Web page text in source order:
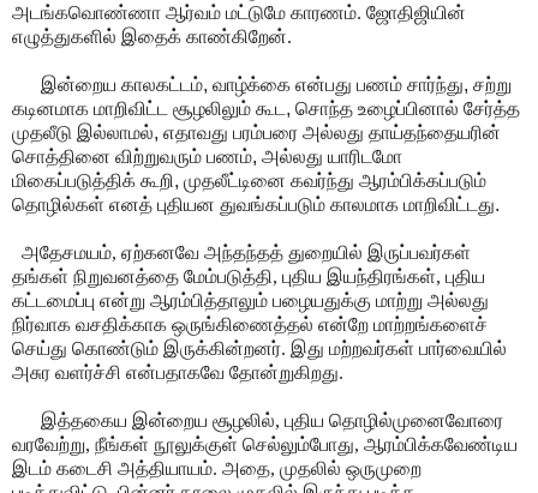
அடங்கவொண்ணா ஆர்வம் மட்டுமே காரணம். ஜோதிஜியின்
எழுத்துகளில் இதைக் காண்கிறேன்.
இன்றைய காலகட்டம், வாழ்க்கை என்பது பணம் சார்ந்து, சற்று
கடினமாக மாறிவிட்ட சூழலிலும் கூட, சொந்த உழைப்பினால் சேர்த்த
முதலீடு இல்லாமல், எதாவது பரம்பரை அல்லது தாய்தந்தையரின்
சொத்தினை விற்றுவரும் பணம், அல்லது யாரிடமோ
மிகைப்படுத்திக் கூறி, முதலீட்டினை கவர்ந்து ஆரம்பிக்கப்படும்
தொழில்கள் எனத் புதியன துவங்கப்படும் காலமாக மாறிவிட்டது.
அதேசமயம், ஏற்கனவே அந்தந்தத் துறையில் இருப்பவர்கள்
தங்கள் நிறுவனத்தை மேம்படுத்தி, புதிய இயந்திரங்கள், புதிய
கட்டமைப்பு என்று ஆரம்பித்தாலும் பழையதுக்கு மாற்று அல்லது
நிர்வாக வசதிக்காக ஒருங்கிணைத்தல் என்றே மாற்றங்களைச்
செய்து கொண்டும் இருக்கின்றனர். இது மற்றவர்கள் பார்வையில்
அசுர வளர்ச்சி என்பதாகவே தோன்றுகிறது.
இத்தகைய இன்றைய சூழலில், புதிய தொழில்முனைவோரை
வரவேற்று, நீங்கள் நூலுக்குள் செல்லும்போது, ஆரம்பிக்கவேண்டிய
இடம் கடைசி அத்தியாயம். அதை, முதலில் ஒருமுறை